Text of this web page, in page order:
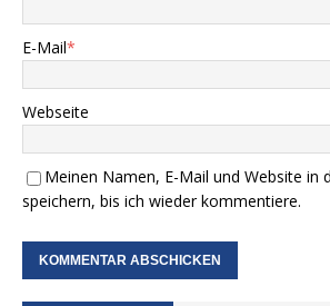
E-Mail*
Webseite
Meinen Namen, E-Mail und Website in
speichern, bis ich wieder kommentiere.